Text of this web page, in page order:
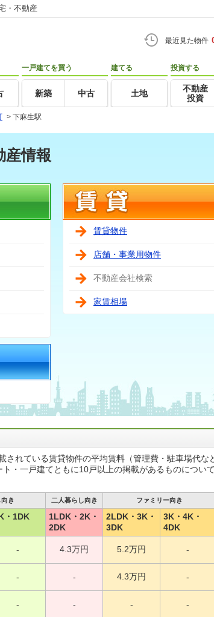
・不動産
最近見た物件
一戸建てを買う
新築 中古
建てる
土地
投資する
不動産
投資
> 下麻生駅
産情報
賃貸物件
店舗・事業用物件
不動産会社検索
家賃相場
されている賃貸物件の平均賃料（管理費・駐車場代な
・一戸建てともに10戸以上の掲載があるものについ
き 二人暮らし向き ファミリー向き
・1DK
1LDK・2K・
2DK
2LDK・3K・
3DK
3K・4K・
4DK
- 4.3万円 5.2万円 -
- - 4.3万円 -
- - - -